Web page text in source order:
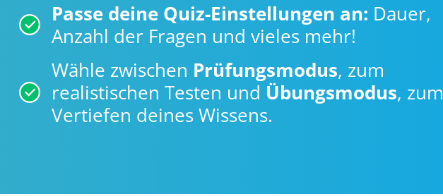
Passe deine Quiz-Einstellungen an: Dauer,
Anzahl der Fragen und vieles mehr!
Wähle zwischen Prüfungsmodus, zum
realistischen Testen und Übungsmodus, zum
Vertiefen deines Wissens.